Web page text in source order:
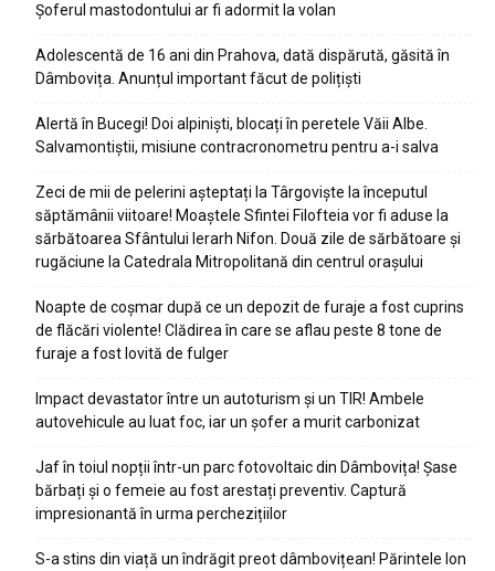
Șoferul mastodontului ar fi adormit la volan
Adolescentă de 16 ani din Prahova, dată dispărută, găsită în
Dâmbovița. Anunțul important făcut de polițiști
Alertă în Bucegi! Doi alpiniști, blocați în peretele Văii Albe.
Salvamontiștii, misiune contracronometru pentru a-i salva
Zeci de mii de pelerini așteptați la Târgoviște la începutul
săptămânii viitoare! Moaștele Sfintei Filofteia vor fi aduse la
sărbătoarea Sfântului Ierarh Nifon. Două zile de sărbătoare și
rugăciune la Catedrala Mitropolitană din centrul orașului
Noapte de coșmar după ce un depozit de furaje a fost cuprins
de flăcări violente! Clădirea în care se aflau peste 8 tone de
furaje a fost lovită de fulger
Impact devastator între un autoturism și un TIR! Ambele
autovehicule au luat foc, iar un șofer a murit carbonizat
Jaf în toiul nopții într-un parc fotovoltaic din Dâmbovița! Șase
bărbați și o femeie au fost arestați preventiv. Captură
impresionantă în urma perchezițiilor
S-a stins din viață un îndrăgit preot dâmbovițean! Părintele Ion